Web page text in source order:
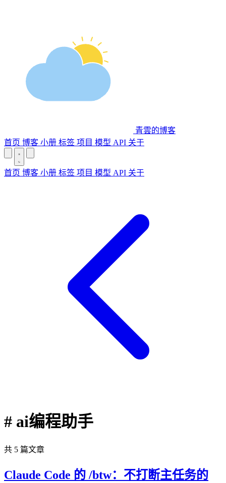
青雲的博客
首页 博客 小册 标签 项目 模型 API 关于
首页 博客 小册 标签 项目 模型 API 关于
# ai编程助手
共 5 篇文章
Claude Code 的 /btw：不打断主任务的